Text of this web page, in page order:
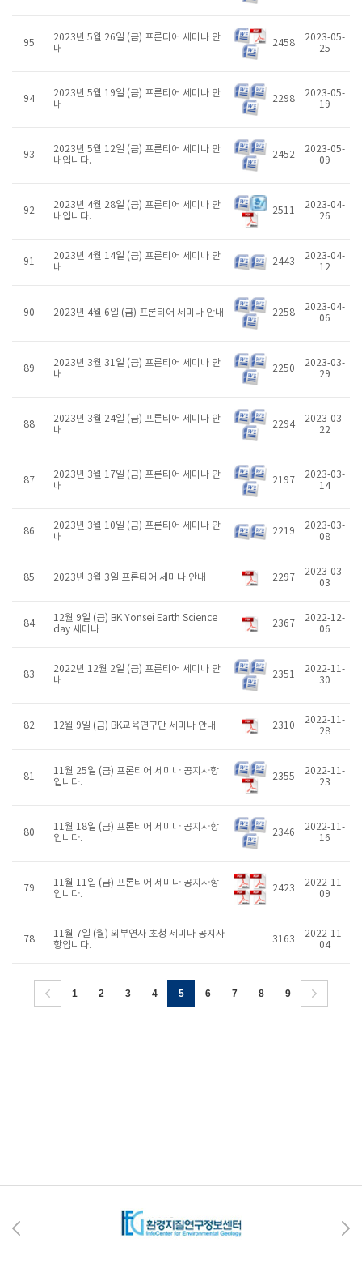
95
2023년 5월 26일 (금) 프론티어 세미나 안
내
2458
2023-05-
25
94
2023년 5월 19일 (금) 프론티어 세미나 안
내
2298
2023-05-
19
93
2023년 5월 12일 (금) 프론티어 세미나 안
내입니다.
2452
2023-05-
09
92
2023년 4월 28일 (금) 프론티어 세미나 안
내입니다.
2511
2023-04-
26
91
2023년 4월 14일 (금) 프론티어 세미나 안
내
2443
2023-04-
12
90 2023년 4월 6일 (금) 프론티어 세미나 안내 2258
2023-04-
06
89
2023년 3월 31일 (금) 프론티어 세미나 안
내
2250
2023-03-
29
88
2023년 3월 24일 (금) 프론티어 세미나 안
내
2294
2023-03-
22
87
2023년 3월 17일 (금) 프론티어 세미나 안
내
2197
2023-03-
14
86
2023년 3월 10일 (금) 프론티어 세미나 안
내
2219
2023-03-
08
85 2023년 3월 3일 프론티어 세미나 안내 2297
2023-03-
03
84
12월 9일 (금) BK Yonsei Earth Science
day 세미나
2367
2022-12-
06
83
2022년 12월 2일 (금) 프론티어 세미나 안
내
2351
2022-11-
30
82 12월 9일 (금) BK교육연구단 세미나 안내 2310
2022-11-
28
81
11월 25일 (금) 프론티어 세미나 공지사항
입니다.
2355
2022-11-
23
80
11월 18일 (금) 프론티어 세미나 공지사항
입니다.
2346
2022-11-
16
79
11월 11일 (금) 프론티어 세미나 공지사항
입니다.
2423
2022-11-
09
78
11월 7일 (월) 외부연사 초청 세미나 공지사
항입니다.
3163
2022-11-
04
1 2 3 4 5 6 7 8 9